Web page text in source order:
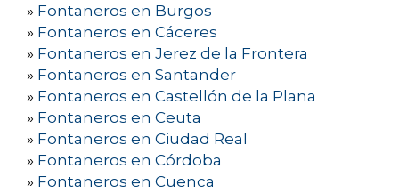
» Fontaneros en Burgos
» Fontaneros en Cáceres
» Fontaneros en Jerez de la Frontera
» Fontaneros en Santander
» Fontaneros en Castellón de la Plana
» Fontaneros en Ceuta
» Fontaneros en Ciudad Real
» Fontaneros en Córdoba
» Fontaneros en Cuenca